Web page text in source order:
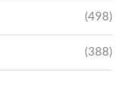
(498)
(388)